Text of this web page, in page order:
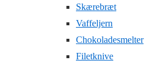
Skærebræt
Vaffeljern
Chokoladesmelter
Filetknive